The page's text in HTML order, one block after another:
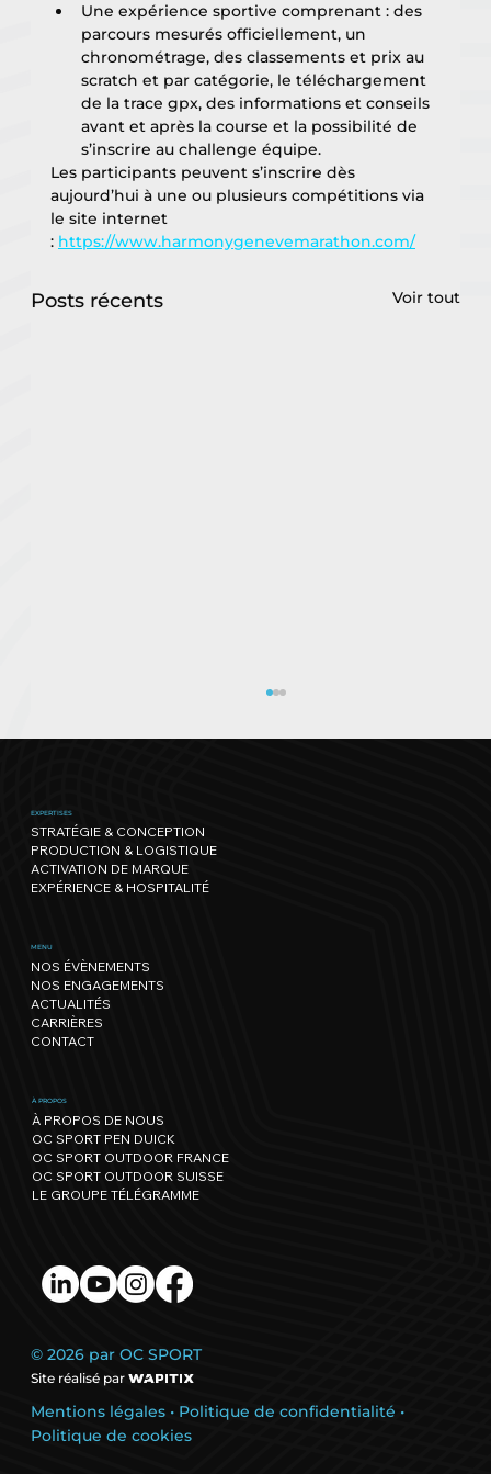
Une expérience sportive comprenant : des
parcours mesurés officiellement, un
chronométrage, des classements et prix au
scratch et par catégorie, le téléchargement
de la trace gpx, des informations et conseils
avant et après la course et la possibilité de
s’inscrire au challenge équipe.
Les participants peuvent s’inscrire dès
aujourd’hui à une ou plusieurs compétitions via
le site internet
: https://www.harmonygenevemarathon.com/
Posts récents Voir tout
beaux parcours s'offre une édition
record !
EXPERTISES
STRATÉGIE & CONCEPTION
PRODUCTION & LOGISTIQUE
ACTIVATION DE MARQUE
EXPÉRIENCE & HOSPITALITÉ
MENU
NOS ÉVÈNEMENTS
NOS ENGAGEMENTS
ACTUALITÉS
CARRIÈRES
CONTACT
À PROPOS
À PROPOS DE NOUS
OC SPORT PEN DUICK
OC SPORT OUTDOOR FRANCE
OC SPORT OUTDOOR SUISSE
LE GROUPE TÉLÉGRAMME
© 2026 par OC SPORT
Site réalisé par
Mentions légales • Politique de confidentialité •
Politique de cookies